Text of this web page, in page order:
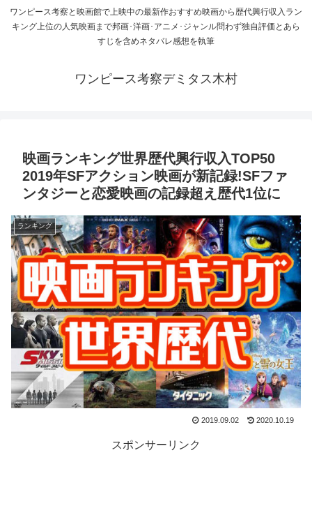
ワンピース考察と映画館で上映中の最新作おすすめ映画から歴代興行収入ラン
キング上位の人気映画まで邦画･洋画･アニメ･ジャンル問わず独自評価とあら
すじを含めネタバレ感想を執筆
ワンピース考察デミタス木村
映画ランキング世界歴代興行収入TOP50
2019年SFアクション映画が新記録!SFファ
ンタジーと恋愛映画の記録超え歴代1位に
ランキング
2019.09.02 2020.10.19
スポンサーリンク